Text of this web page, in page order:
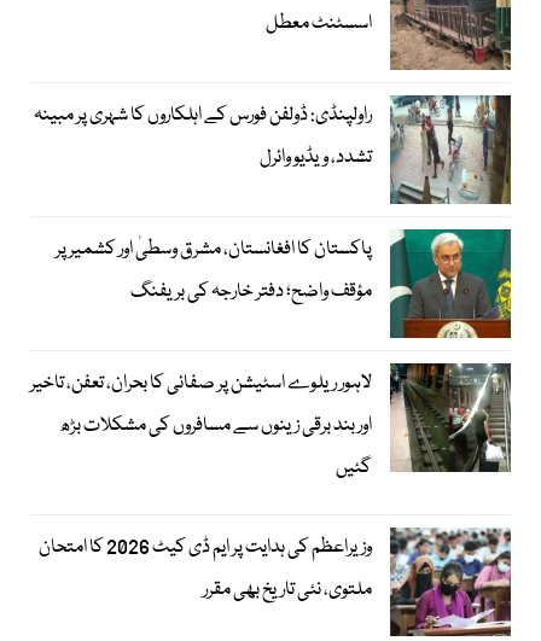
اسسٹنٹ معطل
راولپنڈی: ڈولفن فورس کے اہلکاروں کا شہری پر مبینہ
تشدد، ویڈیو وائرل
پاکستان کا افغانستان، مشرق وسطیٰ اور کشمیر پر
مؤقف واضح؛ دفتر خارجہ کی بریفنگ
لاہور ریلوے اسٹیشن پر صفائی کا بحران، تعفن، تاخیر
اور بند برقی زینوں سے مسافروں کی مشکلات بڑھ
گئیں
وزیراعظم کی ہدایت پر ایم ڈی کیٹ 2026 کا امتحان
ملتوی، نئی تاریخ بھی مقرر